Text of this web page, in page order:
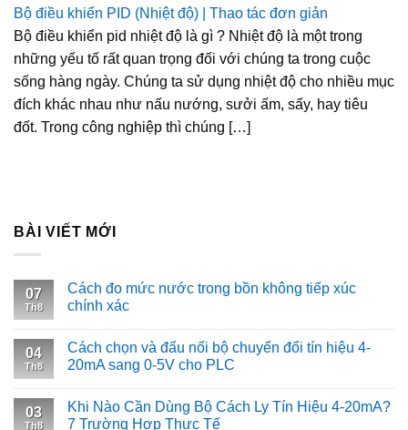
Bộ điều khiển PID (Nhiệt độ) | Thao tác đơn giản
Bộ điều khiển pid nhiệt độ là gì ? Nhiệt độ là một trong
những yếu tố rất quan trọng đối với chúng ta trong cuộc
sống hàng ngày. Chúng ta sử dụng nhiệt độ cho nhiều mục
đích khác nhau như nấu nướng, sưởi ấm, sấy, hay tiêu
đốt. Trong công nghiệp thì chúng […]
BÀI VIẾT MỚI
07
Th8
Cách đo mức nước trong bồn không tiếp xúc
chính xác
04
Th8
Cách chọn và đấu nối bộ chuyển đổi tín hiệu 4-
20mA sang 0-5V cho PLC
03
Th8
Khi Nào Cần Dùng Bộ Cách Ly Tín Hiệu 4-20mA?
7 Trường Hợp Thực Tế